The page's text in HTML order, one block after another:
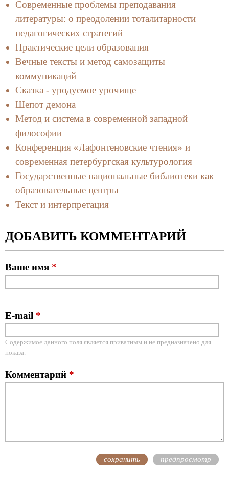
Современные проблемы преподавания
литературы: о преодолении тоталитарности
педагогических стратегий
Практические цели образования
Вечные тексты и метод самозащиты
коммуникаций
Сказка - уродуемое урочище
Шепот демона
Метод и система в современной западной
философии
Конференция «Лафонтеновские чтения» и
современная петербургская культурология
Государственные национальные библиотеки как
образовательные центры
Текст и интерпретация
ДОБАВИТЬ КОММЕНТАРИЙ
Ваше имя *
E-mail *
Содержимое данного поля является приватным и не предназначено для
показа.
Комментарий *